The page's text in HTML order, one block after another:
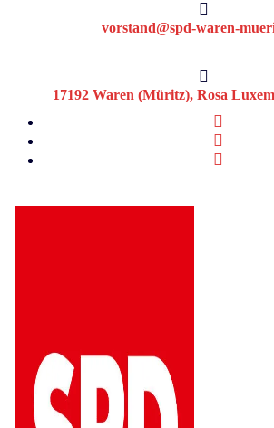
vorstand@spd-waren-
17192 Waren (Müritz), Rosa